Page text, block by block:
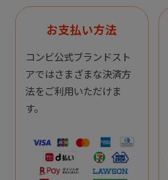
お支払い方法
コンビ公式ブランドスト
アではさまざまな決済方
法をご利用いただけま
す。